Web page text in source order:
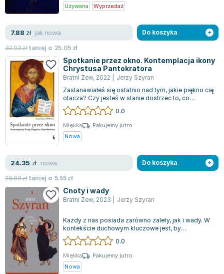
Piotr Latocha
Piotr Semka
Jarosław Iwaszkiewicz
Joseph Murphy
Jan Sztaudynger
Aleksander Puszkin
Oscar Wilde
Małgorzata Ohme
Maddie Ziegler
Leszek Czarnecki
Maria Seweryn
Janina Zającówna
Eric Helms
Anna Prus (oprac.)
Nela Mała Reporterka
Agnieszka Maciąg
Barbara Wrzesińska
Terry Pratchett
Virginia Woolf
Używana
Wyprzedaż
7.88 zł jak nowa
32.93złtaniej o 25.05 zł
Do koszyka
Spotkanie przez okno. Kontemplacja ikony
Chrystusa Pantokratora
Bratni Zew, 2022
Jerzy Szyran
Zastanawiałeś się ostatnio nad tym, jakie piękno cię
otacza? Czy jesteś w stanie dostrzec to, co
duchowe i wyjątkowe? Czy widzisz...
0.0
Miękka
Pakujemy jutro
Nowa
24.35 zł nowa
29.90złtaniej o 5.55zł
Do koszyka
Cnoty i wady
Bratni Zew, 2023 Jerzy Szyran
Każdy z nas posiada zarówno zalety, jak i wady. W
kontekście duchowym kluczowe jest, by
skutecznie eliminować te drugie. Niestety,...
0.0
Miękka
Pakujemy jutro
Nowa